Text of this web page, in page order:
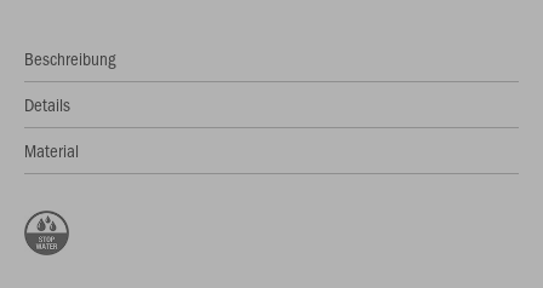
Beschreibung
Details
Material